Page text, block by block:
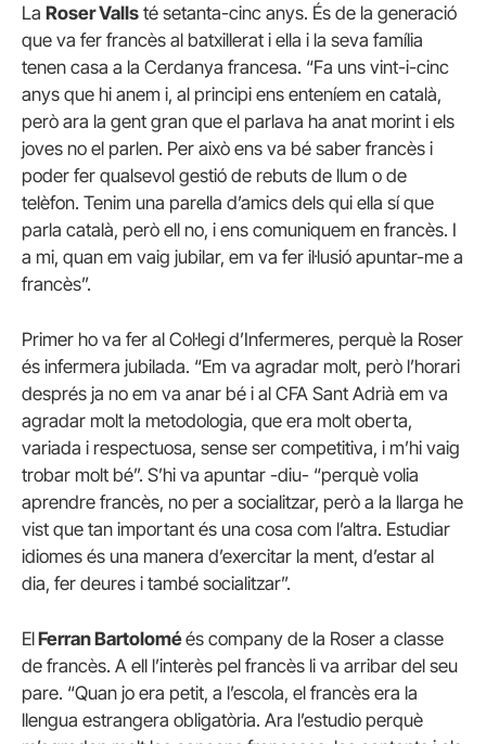
La Roser Valls té setanta-cinc anys. És de la generació
que va fer francès al batxillerat i ella i la seva família
tenen casa a la Cerdanya francesa. “Fa uns vint-i-cinc
anys que hi anem i, al principi ens enteníem en català,
però ara la gent gran que el parlava ha anat morint i els
joves no el parlen. Per això ens va bé saber francès i
poder fer qualsevol gestió de rebuts de llum o de
telèfon. Tenim una parella d’amics dels qui ella sí que
parla català, però ell no, i ens comuniquem en francès. I
a mi, quan em vaig jubilar, em va fer il·lusió apuntar-me a
francès”.
Primer ho va fer al Col·legi d’Infermeres, perquè la Roser
és infermera jubilada. “Em va agradar molt, però l’horari
després ja no em va anar bé i al CFA Sant Adrià em va
agradar molt la metodologia, que era molt oberta,
variada i respectuosa, sense ser competitiva, i m’hi vaig
trobar molt bé”. S’hi va apuntar -diu- “perquè volia
aprendre francès, no per a socialitzar, però a la llarga he
vist que tan important és una cosa com l’altra. Estudiar
idiomes és una manera d’exercitar la ment, d’estar al
dia, fer deures i també socialitzar”.
ElFerran Bartoloméés company de la Roser a classe
de francès. A ell l’interès pel francès li va arribar del seu
pare. “Quan jo era petit, a l’escola, el francès era la
llengua estrangera obligatòria. Ara l’estudio perquè